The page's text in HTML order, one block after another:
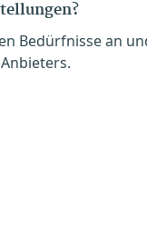
Bedürfnisse an